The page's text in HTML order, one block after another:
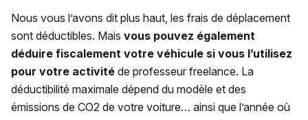
Nous vous l’avons dit plus haut, les frais de déplacement
sont déductibles. Mais vous pouvez également
déduire fiscalement votre véhicule si vous l’utilisez
pour votre activité de professeur freelance. La
déductibilité maximale dépend du modèle et des
émissions de CO2 de votre voiture… ainsi que l’année où